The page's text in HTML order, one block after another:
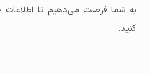
به شما فرصت می‌دهیم تا
کنید.